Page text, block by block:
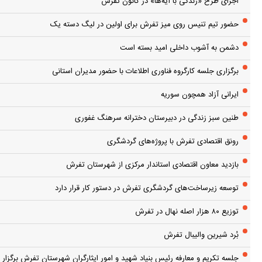
حضور تیم تنیس روی میز تفرش برای اولین در لیگ دسته یک
دشمن به آشوب داخلی امید بسته است
برگزاری جلسه کارگروه فناوری اطلاعات با حضور مدیران استانی
ایرانی آزاد همچون سوریه
طنین سبز زندگی در دبیرستان دخترانه سرهنگ غفوری
رونق اقتصادی تفرش با پروژه‌های گردشگری
بازدید معاون اقتصادی استاندار مرکزی از شهرستان تفرش
توسعه زیرساخت‌های گردشگری تفرش در دستور کار قرار دارد
توزیع ۸۰ هزار اصله نهال در تفرش
بُرد شیرین والیبال تفرش
جلسه تکریم و معارفه رئیس بنیاد شهید و امور ایثارگران شهرستان تفرش